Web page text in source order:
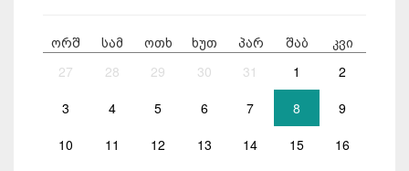
ორშ სამ ოთხ ხუთ პარ შაბ კვი
27 28 29 30 31 1 2
3 4 5 6 7 8 9
10 11 12 13 14 15 16